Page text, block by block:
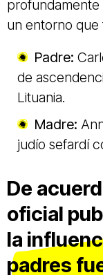
profundamente
un entorno que
Padre:
de
Lituania.
Madre:
judío sefardí
De
oficial
la
padres